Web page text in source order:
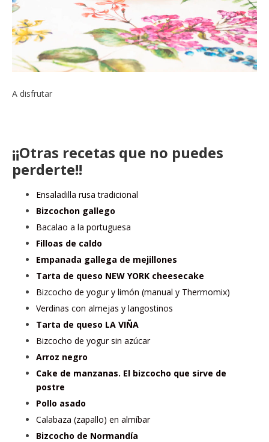
A disfrutar
¡¡Otras recetas que no puedes
perderte!!
Ensaladilla rusa tradicional
Bizcochon gallego
Bacalao a la portuguesa
Filloas de caldo
Empanada gallega de mejillones
Tarta de queso NEW YORK cheesecake
Bizcocho de yogur y limón (manual y Thermomix)
Verdinas con almejas y langostinos
Tarta de queso LA VIÑA
Bizcocho de yogur sin azúcar
Arroz negro
Cake de manzanas. El bizcocho que sirve de
postre
Pollo asado
Calabaza (zapallo) en almíbar
Bizcocho de Normandía